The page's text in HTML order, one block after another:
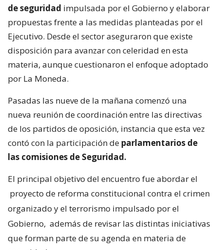
de seguridad impulsada por el Gobierno y elaborar
propuestas frente a las medidas planteadas por el
Ejecutivo. Desde el sector aseguraron que existe
disposición para avanzar con celeridad en esta
materia, aunque cuestionaron el enfoque adoptado
por La Moneda.
Pasadas las nueve de la mañana comenzó una
nueva reunión de coordinación entre las directivas
de los partidos de oposición, instancia que esta vez
contó con la participación de parlamentarios de
las comisiones de Seguridad.
El principal objetivo del encuentro fue abordar el
proyecto de reforma constitucional contra el crimen
organizado y el terrorismo impulsado por el
Gobierno, además de revisar las distintas iniciativas
que forman parte de su agenda en materia de